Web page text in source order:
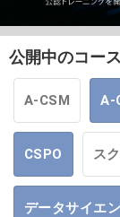
公開中のコース
A-CSM A-
CSPO ス
データサイエ